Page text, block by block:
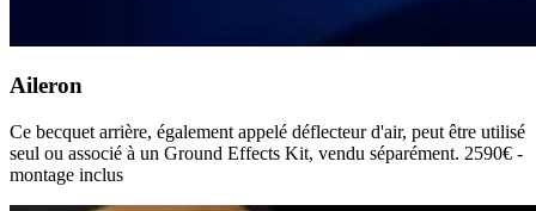
Aileron
Ce becquet arrière, également appelé déflecteur d'air, peut être utilisé
seul ou associé à un Ground Effects Kit, vendu séparément. 2590€ -
montage inclus